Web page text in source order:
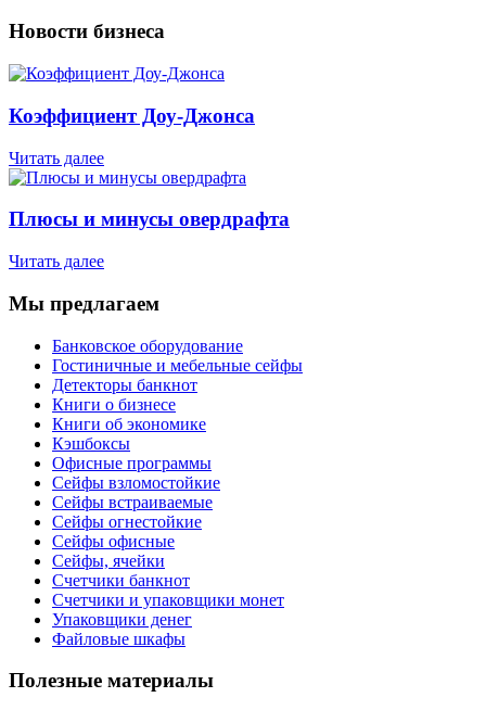
Новости бизнеса
Коэффициент Доу-Джонса
Читать далее
Плюсы и минусы овердрафта
Читать далее
Мы предлагаем
Банковское оборудование
Гостиничные и мебельные сейфы
Детекторы банкнот
Книги о бизнесе
Книги об экономике
Кэшбоксы
Офисные программы
Сейфы взломостойкие
Сейфы встраиваемые
Сейфы огнестойкие
Сейфы офисные
Сейфы, ячейки
Счетчики банкнот
Счетчики и упаковщики монет
Упаковщики денег
Файловые шкафы
Полезные материалы